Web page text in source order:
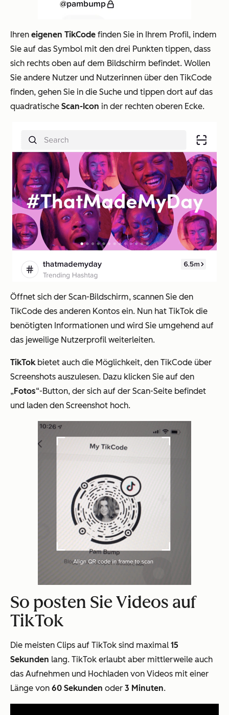
Ihren eigenen TikCode finden Sie in Ihrem Profil, indem
Sie auf das Symbol mit den drei Punkten tippen, dass
sich rechts oben auf dem Bildschirm befindet. Wollen
Sie andere Nutzer und Nutzerinnen über den TikCode
finden, gehen Sie in die Suche und tippen dort auf das
quadratische Scan-Icon in der rechten oberen Ecke.
Öffnet sich der Scan-Bildschirm, scannen Sie den
TikCode des anderen Kontos ein. Nun hat TikTok die
benötigten Informationen und wird Sie umgehend auf
das jeweilige Nutzerprofil weiterleiten.
TikTokbietet auch die Möglichkeit, den TikCode über
Screenshots auszulesen. Dazu klicken Sie auf den
„Fotos“-Button, der sich auf der Scan-Seite befindet
und laden den Screenshot hoch.
So posten Sie Videos auf
TikTok
Die meisten Clips auf TikTok sind maximal 15
Sekunden lang. TikTok erlaubt aber mittlerweile auch
das Aufnehmen und Hochladen von Videos mit einer
Länge von 60 Sekunden oder 3 Minuten.